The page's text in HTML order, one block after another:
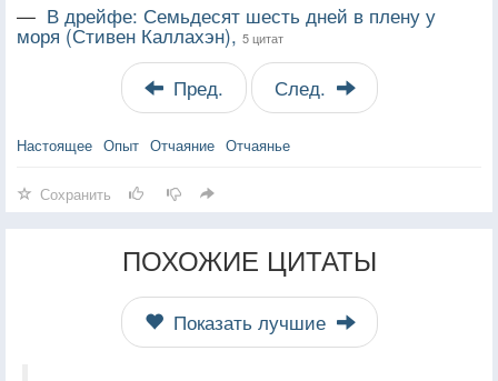
— В дрейфе: Семьдесят шесть дней в плену у
моря (Стивен Каллахэн), 5 цитат
Пред. След.
Настоящее Опыт Отчаяние Отчаянье
Сохранить
ПОХОЖИЕ ЦИТАТЫ
Показать лучшие